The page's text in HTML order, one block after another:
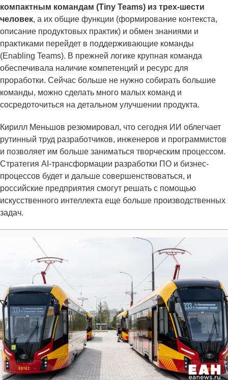
компактным командам (Tiny Teams) из трех-шести
человек, а их общие функции (формирование контекста,
описание продуктовых практик) и обмен знаниями и
практиками перейдет в поддерживающие команды
(Enabling Teams). В прежней логике крупная команда
обеспечивала наличие компетенций и ресурс для
проработки. Сейчас больше не нужно собирать большие
команды, можно сделать много малых команд и
сосредоточиться на детальном улучшении продукта.
Кирилл Меньшов резюмировал, что сегодня ИИ облегчает
рутинный труд разработчиков, инженеров и программистов
и позволяет им больше заниматься творческим процессом.
Стратегия AI-трансформации разработки ПО и бизнес-
процессов будет и дальше совершенствоваться, и
российские предприятия смогут решать с помощью
искусственного интеллекта еще больше производственных
задач.